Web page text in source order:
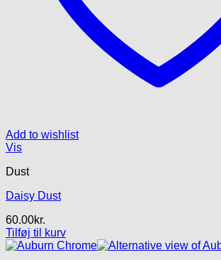
Add to wishlist
Vis
Dust
Daisy Dust
60.00kr.
Tilføj til kurv